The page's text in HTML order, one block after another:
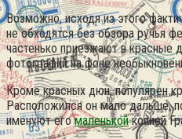
Возможно, исходя из этого
не обходятся без обзора ручья
частенько приезжают в красные
фотографий на фоне
Кроме красных дюн, популярен
Расположился он мало дальше,
именуют егомаленькойкопией